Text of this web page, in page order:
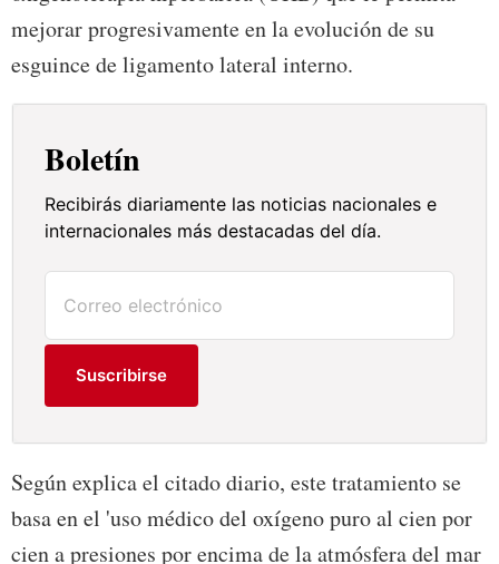
mejorar progresivamente en la evolución de su
esguince de ligamento lateral interno.
Boletín
Recibirás diariamente las noticias nacionales e
internacionales más destacadas del día.
Suscribirse
Según explica el citado diario, este tratamiento se
basa en el 'uso médico del oxígeno puro al cien por
cien a presiones por encima de la atmósfera del mar